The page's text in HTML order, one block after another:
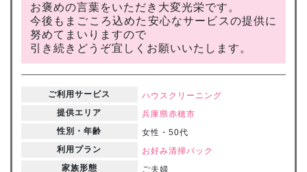
お褒めの言葉をいただき大変光栄です。
今後もまごころ込めた安心なサービスの提供に
努めてまいりますので
引き続きどうぞ宜しくお願いいたします。
ご利用サービス
ハウスクリーニング
提供エリア
兵庫県赤穂市
性別・年齢
女性・50代
利用プラン
お好み清掃パック
家族形態
ご夫婦